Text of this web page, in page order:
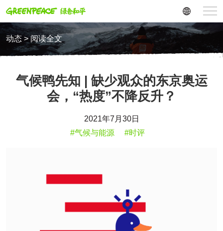
动态 > 阅读全文
气候鸭先知 | 缺少观众的东京奥运
会，“热度”不降反升？
2021年7月30日
#气候与能源
#时评